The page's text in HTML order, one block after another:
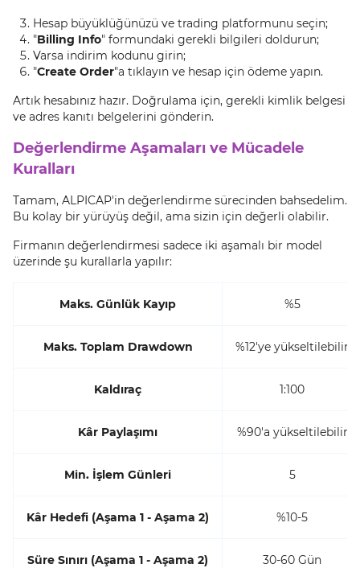
Hesap büyüklüğünüzü ve trading platformunu seçin;
"Billing Info" formundaki gerekli bilgileri doldurun;
Varsa indirim kodunu girin;
"Create Order"a tıklayın ve hesap için ödeme yapın.
Artık hesabınız hazır. Doğrulama için, gerekli kimlik belgesi
ve adres kanıtı belgelerini gönderin.
Değerlendirme Aşamaları ve Mücadele
Kuralları
Tamam, ALPICAP'in değerlendirme sürecinden bahsedelim.
Bu kolay bir yürüyüş değil, ama sizin için değerli olabilir.
Firmanın değerlendirmesi sadece iki aşamalı bir model
üzerinde şu kurallarla yapılır:
Maks. Günlük Kayıp %5
Maks. Toplam Drawdown %12'ye yükseltilebilir
Kaldıraç 1:100
Kâr Paylaşımı %90'a yükseltilebilir
Min. İşlem Günleri 5
Kâr Hedefi (Aşama 1 - Aşama 2) %10-5
Süre Sınırı (Aşama 1 - Aşama 2) 30-60 Gün